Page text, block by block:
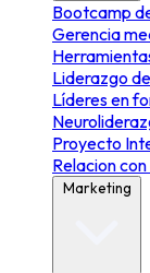
Bootcamp
Gerencia
Liderazgo
Líderes en
Proyecto
Relacion
Marketing